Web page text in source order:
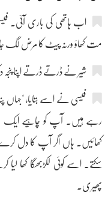
اب ہاتھی کی باری آئی۔ فیسی
مت کھاؤ ورنہ پیٹ کا مرض لگ
شیر نے ڈرتے ڈرتے اپنا پنجہ
فیسی نے اسے بتایا،
رہے ہیں۔ آپ کو چاہیے ایک
کھائیں۔ ہاں اگر آپ کا دل کرے
سکتے۔ اسے کوئی لکڑبھگا کھا
پھیری۔